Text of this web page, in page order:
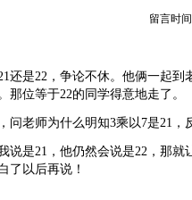
留言时
还是22，争论不休。他俩一起到
那位等于22的同学得意地走了。
问老师为什么明知3乘以7是21，
说是21，他仍然会说是22，那就
了以后再说！